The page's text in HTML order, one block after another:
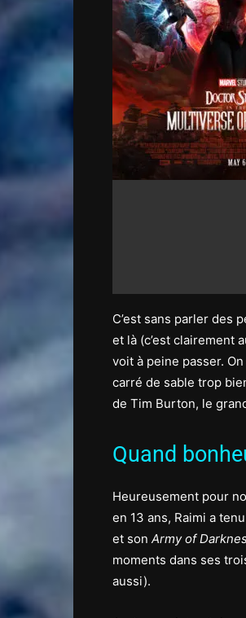
C’est sans parler des
et là (c’est clairement
voit à peine passer.
carré de sable trop
de Tim Burton, le
Quand
Heureusement pour
en 13 ans, Raimi a
et son Army of
moments dans ses
aussi).